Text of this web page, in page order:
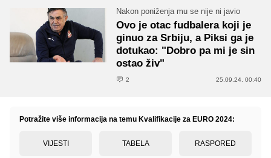
Nakon poniženja mu se nije ni javio
Ovo je otac fudbalera koji je
ginuo za Srbiju, a Piksi ga je
dotukao: "Dobro pa mi je sin
ostao živ"
2 25.09.24. 00:40
Potražite više informacija na temu Kvalifikacije za EURO 2024:
VIJESTI TABELA RASPORED